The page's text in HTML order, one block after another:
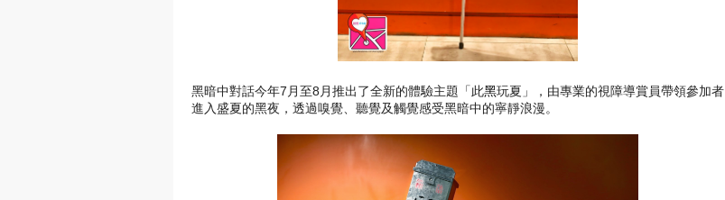
黑暗中對話今年7月至8月推出了全新的體驗主題「此黑玩夏」， 由專業的視障導賞員帶領參加者
進入盛夏的黑夜，透過嗅覺、 聽覺及觸覺感受黑暗中的寧靜浪漫。